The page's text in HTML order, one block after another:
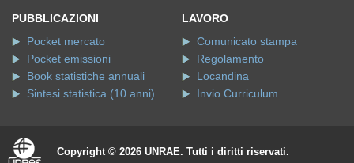
PUBBLICAZIONI
Pocket mercato
Pocket emissioni
Book statistiche annuali
Sintesi statistica (10 anni)
LAVORO
Comunicato stampa
Regolamento
Locandina
Invio Curriculum
Copyright © 2026 UNRAE. Tutti i diritti riservati.